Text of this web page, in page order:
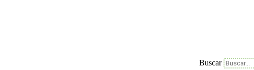
Buscar